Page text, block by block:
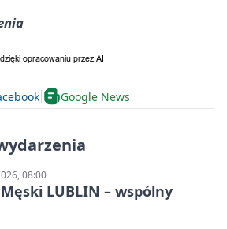
Google News
08:00
LUBLIN – wspólny